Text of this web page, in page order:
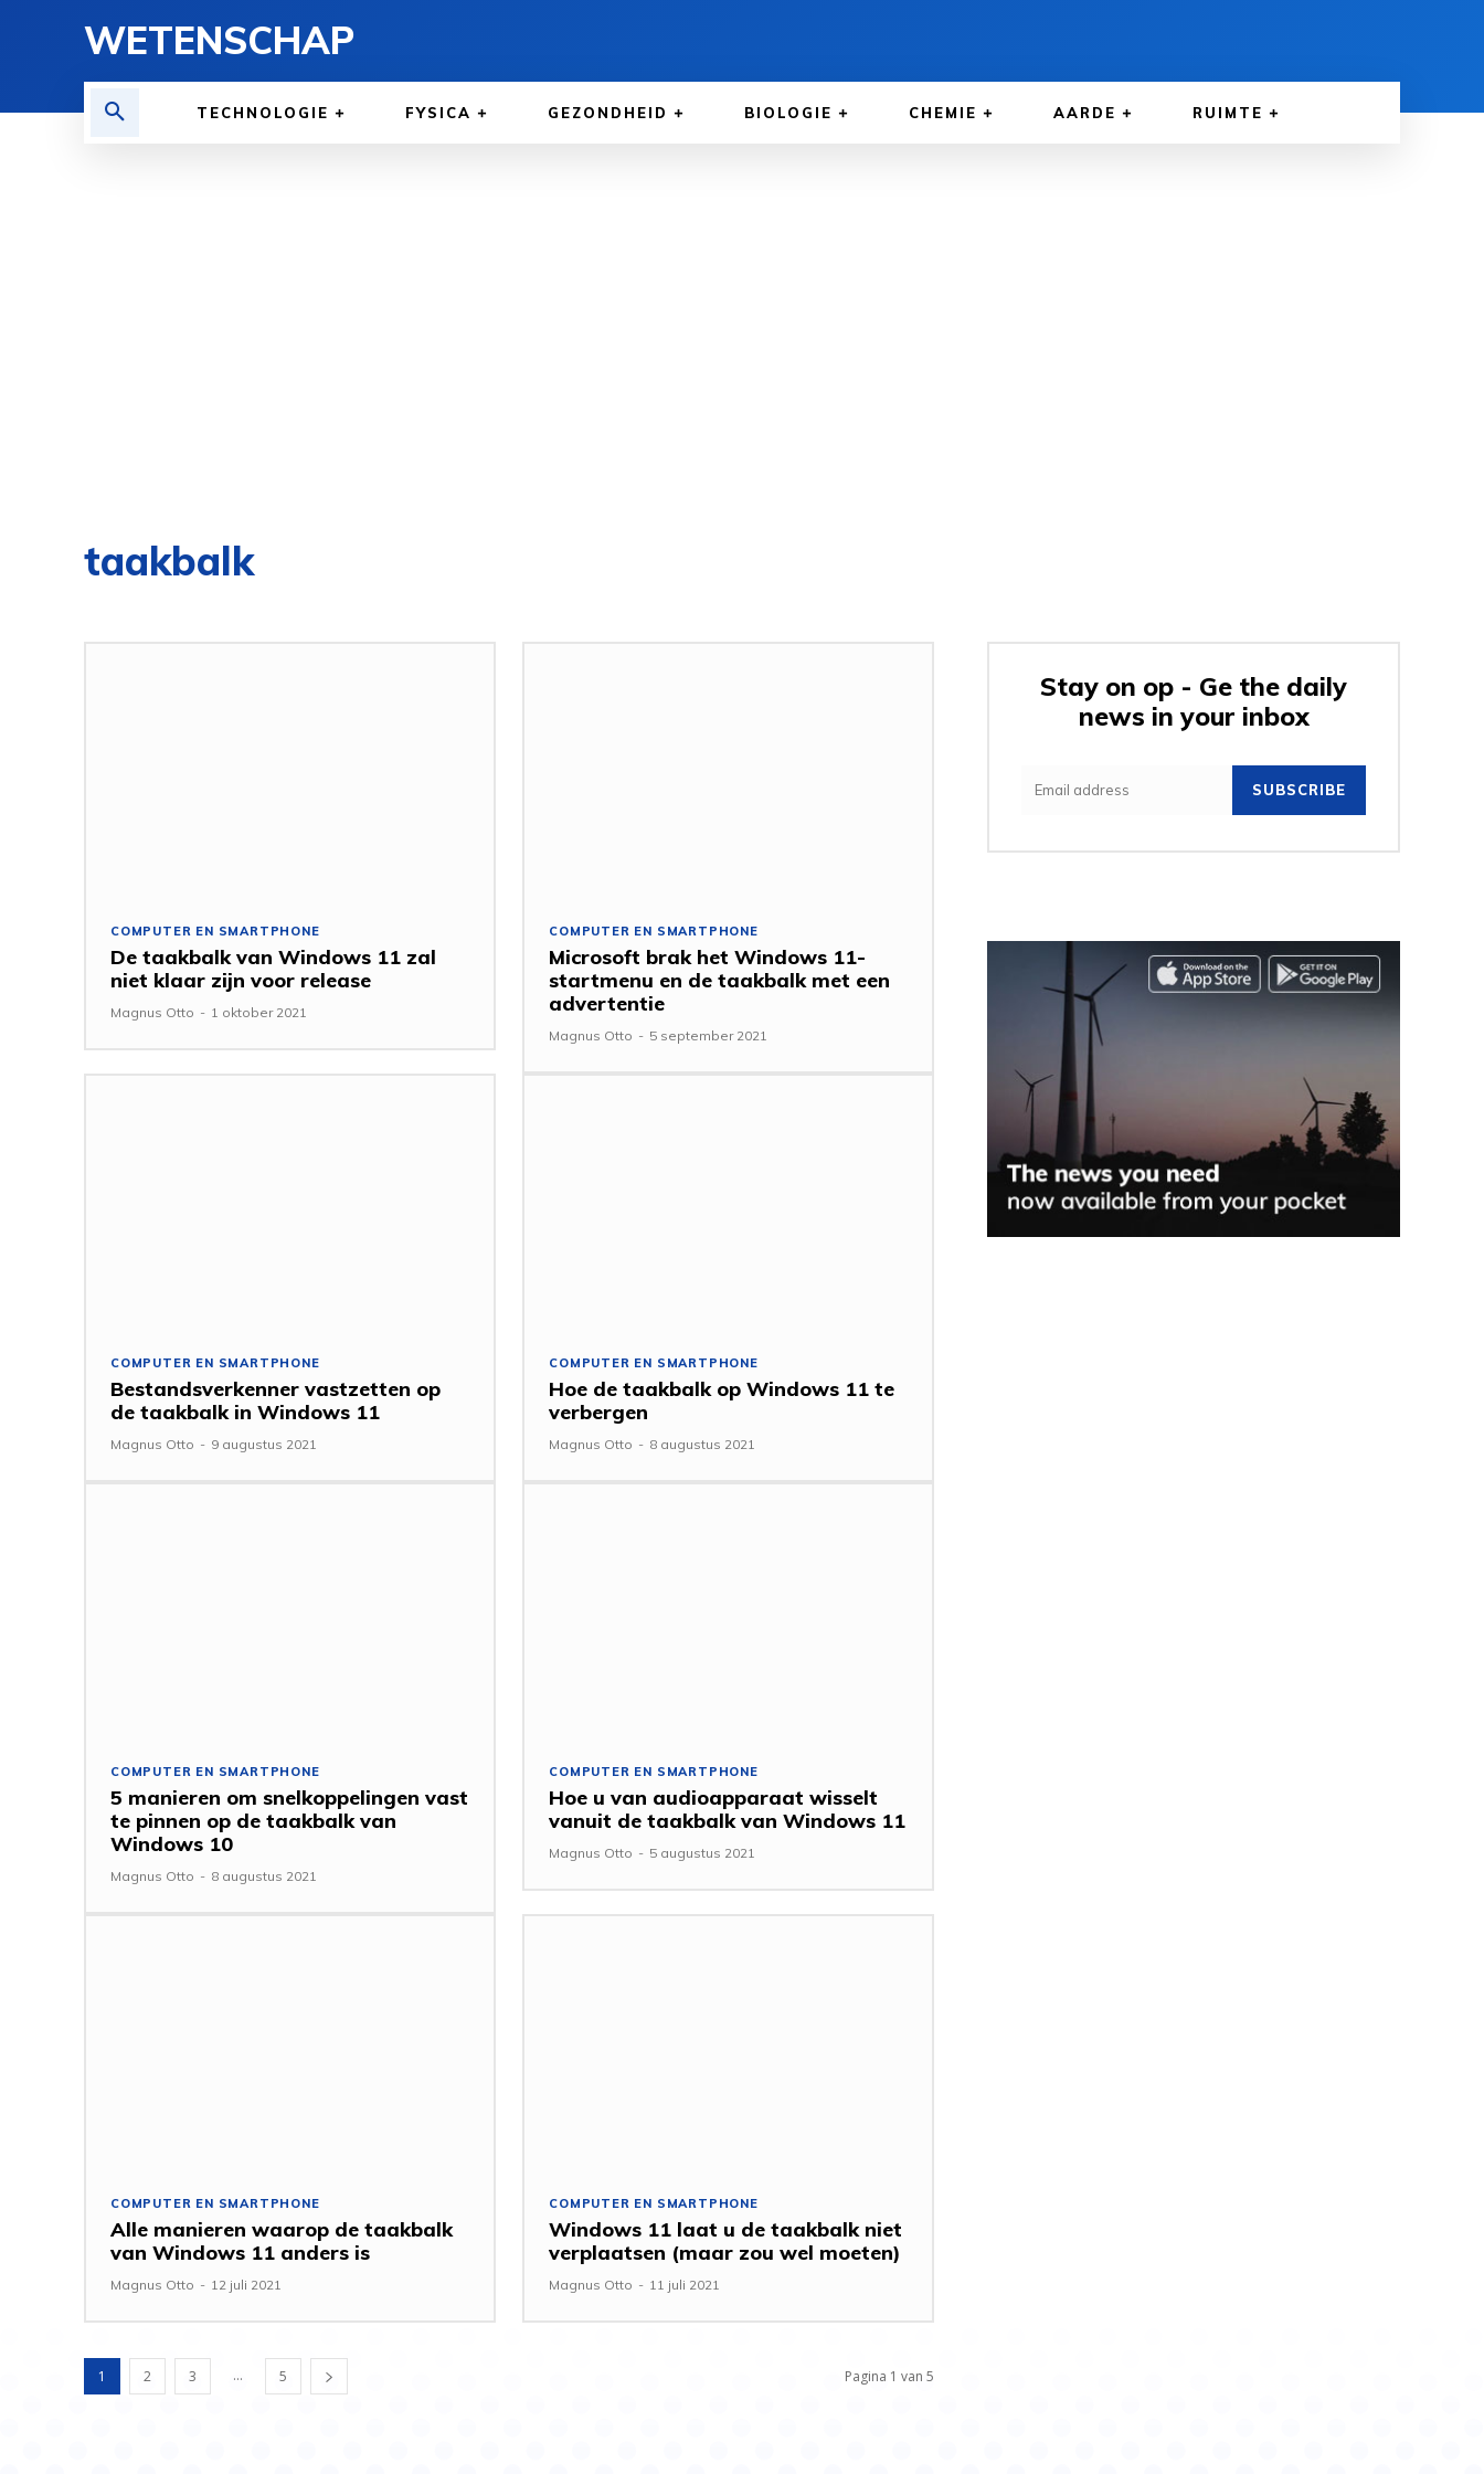
WETENSCHAP
TECHNOLOGIE FYSICA GEZONDHEID BIOLOGIE CHEMIE AARDE RUIMTE
taakbalk
COMPUTER EN SMARTPHONE
De taakbalk van Windows 11 zal
niet klaar zijn voor release
Magnus Otto - 1 oktober 2021
COMPUTER EN SMARTPHONE
Microsoft brak het Windows 11-
startmenu en de taakbalk met een
advertentie
Magnus Otto - 5 september 2021
COMPUTER EN SMARTPHONE
Bestandsverkenner vastzetten op
de taakbalk in Windows 11
Magnus Otto - 9 augustus 2021
COMPUTER EN SMARTPHONE
Hoe de taakbalk op Windows 11 te
verbergen
Magnus Otto - 8 augustus 2021
COMPUTER EN SMARTPHONE
5 manieren om snelkoppelingen vast
te pinnen op de taakbalk van
Windows 10
Magnus Otto - 8 augustus 2021
COMPUTER EN SMARTPHONE
Hoe u van audioapparaat wisselt
vanuit de taakbalk van Windows 11
Magnus Otto - 5 augustus 2021
COMPUTER EN SMARTPHONE
Alle manieren waarop de taakbalk
van Windows 11 anders is
Magnus Otto - 12 juli 2021
COMPUTER EN SMARTPHONE
Windows 11 laat u de taakbalk niet
verplaatsen (maar zou wel moeten)
Magnus Otto - 11 juli 2021
1 2 3 ... 5 Pagina 1 van 5
Stay on op - Ge the daily
news in your inbox
SUBSCRIBE